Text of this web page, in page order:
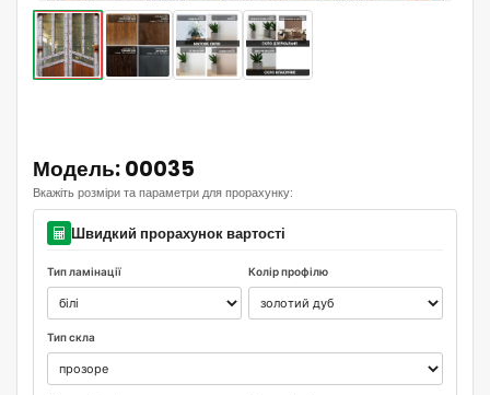
Модель: 00035
Вкажіть розміри та параметри для прорахунку:
Швидкий прорахунок вартості
Тип ламінації Колір профілю
Тип скла